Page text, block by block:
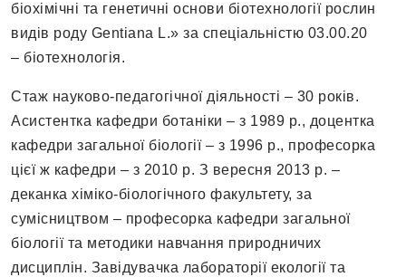
біохімічні та генетичні основи біотехнології рослин
видів роду Gentiana L.» за спеціальністю 03.00.20
– біотехнологія.
Стаж науково-педагогічної діяльності – 30 років.
Асистентка кафедри ботаніки – з 1989 р., доцентка
кафедри загальної біології – з 1996 р., професорка
цієї ж кафедри – з 2010 р. З вересня 2013 р. –
деканка хіміко-біологічного факультету, за
сумісництвом – професорка кафедри загальної
біології та методики навчання природничих
дисциплін. Завідувачка лабораторії екології та